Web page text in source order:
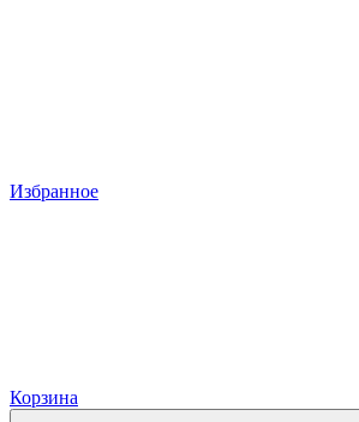
Избранное
Корзина